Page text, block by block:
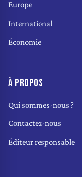
Europe
International
Économie
À PROPOS
Qui sommes-nous ?
Contactez-nous
Éditeur responsable